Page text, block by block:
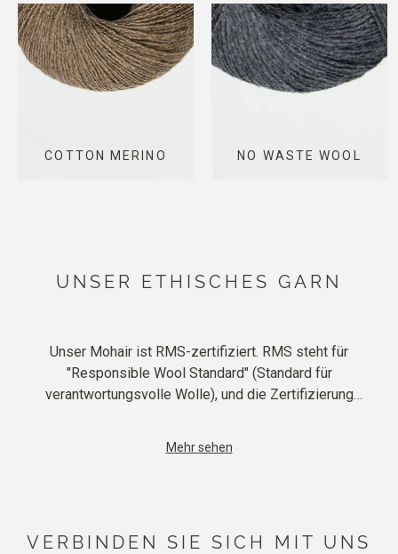
COTTON MERINO NO WASTE WOOL
UNSER ETHISCHES GARN
Unser Mohair ist RMS-zertifiziert. RMS steht für
"Responsible Wool Standard" (Standard für
verantwortungsvolle Wolle), und die Zertifizierung
fünf Freiheiten des Tierschutzes: Freiheit von Hunger und
Mehr sehen
VERBINDEN SIE SICH MIT UNS